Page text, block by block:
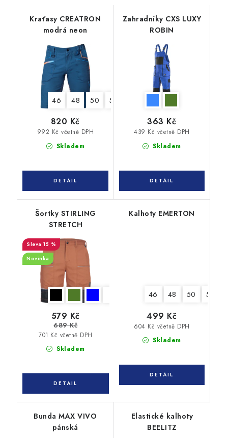
Kraťasy CREATRON
modrá neon
46 48 50 52
Skladem
992 Kč včetně DPH
820 Kč
Zahradníky CXS LUXY
ROBIN
Skladem
439 Kč včetně DPH
363 Kč
Šortky STIRLING
STRETCH
15 %
Novinka
Skladem
701 Kč včetně DPH
579 Kč
689 Kč
Kalhoty EMERTON
46 48 50 52
Skladem
604 Kč včetně DPH
499 Kč
Bunda MAX VIVO
pánská
Elastické kalhoty
BEELITZ